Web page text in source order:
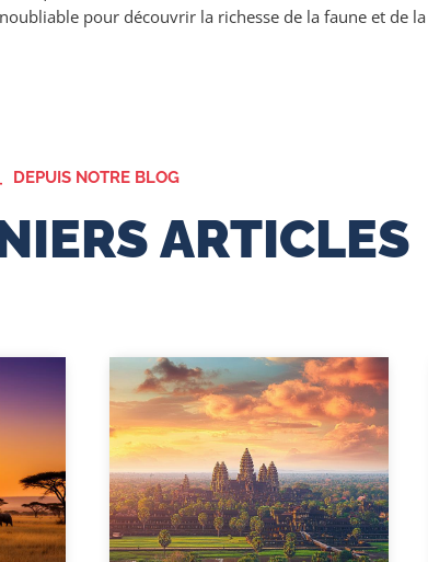
pour découvrir la richesse de la faune et de
DEPUIS NOTRE BLOG
ARTICLES